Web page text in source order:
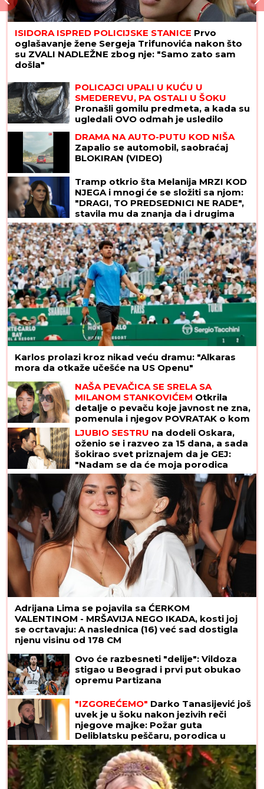
ISIDORA ISPRED POLICIJSKE STANICE Prvo
oglašavanje žene Sergeja Trifunovića nakon što
su ZVALI NADLEŽNE zbog nje: "Samo zato sam
došla"
POLICAJCI UPALI U KUĆU U
SMEDEREVU, PA OSTALI U ŠOKU
Pronašli gomilu predmeta, a kada su
ugledali OVO odmah je usledilo
DRAMA NA AUTO-PUTU KOD NIŠA
Zapalio se automobil, saobraćaj
BLOKIRAN (VIDEO)
Tramp otkrio šta Melanija MRZI KOD
NJEGA i mnogi će se složiti sa njom:
"DRAGI, TO PREDSEDNICI NE RADE",
stavila mu da znanja da i drugima
smeta, ali se pretvaraju - iz
pristojnosti
Karlos prolazi kroz nikad veću dramu: "Alkaras
mora da otkaže učešće na US Openu"
NAŠA PEVAČICA SE SRELA SA
MILANOM STANKOVIĆEM Otkrila
detalje o pevaču koje javnost ne zna,
pomenula i njegov POVRATAK o kom
svi pričaju (VIDEO)
LJUBIO SESTRU na dodeli Oskara,
oženio se i razveo za 15 dana, a sada
šokirao svet priznajem da je GEJ:
"Nadam se da će moja porodica
odabrati razumevanje umesto
osude"
Adrijana Lima se pojavila sa ĆERKOM
VALENTINOM - MRŠAVIJA NEGO IKADA, kosti joj
se ocrtavaju: A naslednica (16) već sad dostigla
njenu visinu od 178 CM
Ovo će razbesneti "delije": Vildoza
stigao u Beograd i prvi put obukao
opremu Partizana
"IZGOREĆEMO" Darko Tanasijević još
uvek je u šoku nakon jezivih reči
njegove majke: Požar guta
Deliblatsku peščaru, porodica u
dramatičnoj borbi sa vatrenom
stihijom